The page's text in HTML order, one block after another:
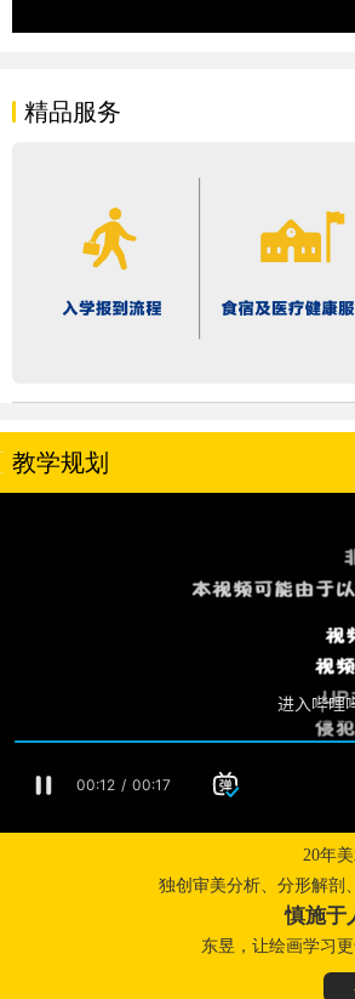
精品服务
教学规划
20年
独创审美分析、分形解剖
慎施于
东昱，让绘画学习